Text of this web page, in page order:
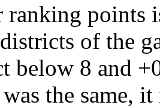
ranking points
of the
below 8 and
the same,